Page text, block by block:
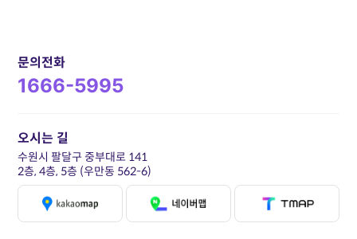
문의전화
1666-5995
오시는 길
수원시 팔달구 중부대로 141
2층, 4층, 5층 (우만동 562-6)